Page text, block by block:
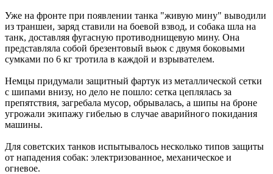
Уже на фронте при появлении танка "живую мину" выводили
из траншеи, заряд ставили на боевой взвод, и собака шла на
танк, доставляя фугасную противоднищевую мину. Она
представляла собой брезентовый вьюк с двумя боковыми
сумками по 6 кг тротила в каждой и взрывателем.
Немцы придумали защитный фартук из металлической сетки
с шипами внизу, но дело не пошло: сетка цеплялась за
препятствия, загребала мусор, обрывалась, а шипы на броне
угрожали экипажу гибелью в случае аварийного покидания
машины.
Для советских танков испытывалось несколько типов защиты
от нападения собак: электризованное, механическое и
огневое.